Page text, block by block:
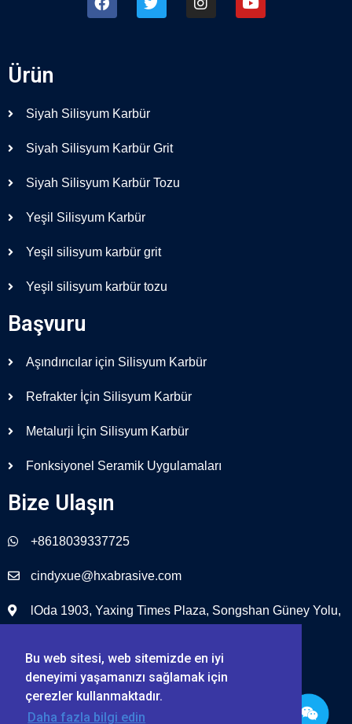
Bu web sitesi, web sitemizde en iyi
deneyimi yaşamanızı sağlamak için
çerezler kullanmaktadır.
Daha fazla bilgi edin
Ürün
Siyah Silisyum Karbür
Siyah Silisyum Karbür Grit
Siyah Silisyum Karbür Tozu
Yeşil Silisyum Karbür
Yeşil silisyum karbür grit
Yeşil silisyum karbür tozu
Başvuru
Aşındırıcılar için Silisyum Karbür
Refrakter İçin Silisyum Karbür
Metalurji İçin Silisyum Karbür
Fonksiyonel Seramik Uygulamaları
Bize Ulaşın
+8618039337725
cindyxue@hxabrasive.com
lOda 1903, Yaxing Times Plaza, Songshan Güney Yolu,